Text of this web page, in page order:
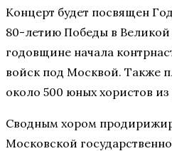
Концерт будет посвящен
80-летию Победы в
годовщине начала
войск под Москвой. Также
около 500 юных хористов
Сводным хором
Московской